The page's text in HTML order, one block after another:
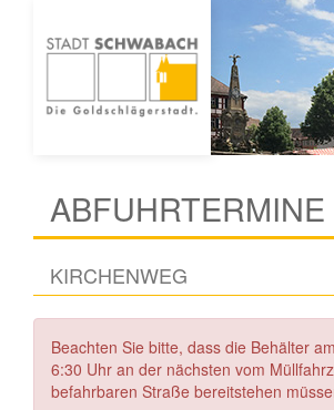
ABFUHRTERMINE
KIRCHENWEG
Beachten Sie bitte, dass die Behälter
6:30 Uhr an der nächsten vom
befahrbaren Straße bereitstehen